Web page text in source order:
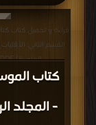
كتاب
- المجلد
قراءة و تحميل كتاب
الجنوبية) PDF مجانا | مكتبة >